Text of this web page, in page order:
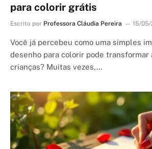
para colorir grátis
Escrito por Professora Cláudia Pereira 15/
Você já percebeu como uma simples
desenho para colorir pode transformar
crianças? Muitas vezes,…